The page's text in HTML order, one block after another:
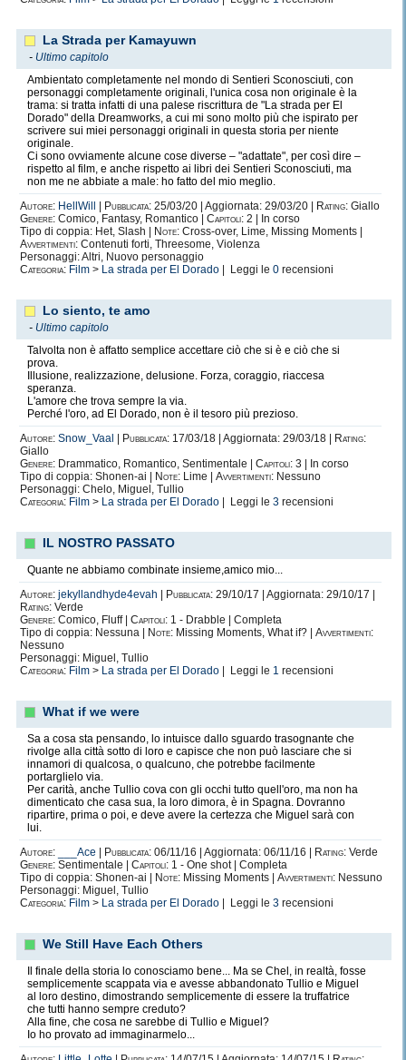
La Strada per Kamayuwn
- Ultimo capitolo
Ambientato completamente nel mondo di Sentieri Sconosciuti, con
personaggi completamente originali, l'unica cosa non originale è la
trama: si tratta infatti di una palese riscrittura de "La strada per El
Dorado" della Dreamworks, a cui mi sono molto più che ispirato per
scrivere sui miei personaggi originali in questa storia per niente
originale.
Ci sono ovviamente alcune cose diverse – "adattate", per così dire –
rispetto al film, e anche rispetto ai libri dei Sentieri Sconosciuti, ma
non me ne abbiate a male: ho fatto del mio meglio.
Autore: HellWill Pubblicata: 25/03/20 | Aggiornata: 29/03/20 | Rating: Giallo
Genere: Comico, Fantasy, Romantico | Capitoli: 2 | In corso
Tipo di coppia: Het, Slash |
Note: Cross-over, Lime, Missing Moments |
Avvertimenti: Contenuti forti, Threesome, Violenza
Personaggi: Altri, Nuovo personaggio
Categoria: Film > La strada per El Dorado | Leggi le 0 recensioni
Lo siento, te amo
- Ultimo capitolo
Talvolta non è affatto semplice accettare ciò che si è e ciò che si
prova.
Illusione, realizzazione, delusione. Forza, coraggio, riaccesa
speranza.
L'amore che trova sempre la via.
Perché l'oro, ad El Dorado, non è il tesoro più prezioso.
Autore: Snow_Vaal Pubblicata: 17/03/18 | Aggiornata: 29/03/18 |
Rating:
Giallo
Genere: Drammatico, Romantico, Sentimentale | Capitoli: 3 | In corso
Tipo di coppia: Shonen-ai |
Note: Lime | Avvertimenti: Nessuno
Personaggi: Chelo, Miguel, Tullio
Categoria: Film > La strada per El Dorado | Leggi le 3 recensioni
IL NOSTRO PASSATO
Quante ne abbiamo combinate insieme,amico mio...
Autore: jekyllandhyde4evah Pubblicata: 29/10/17 | Aggiornata: 29/10/17 |
Rating: Verde
Genere: Comico, Fluff | Capitoli: 1 - Drabble | Completa
Tipo di coppia: Nessuna |
Note: Missing Moments, What if? | Avvertimenti:
Nessuno
Personaggi: Miguel, Tullio
Categoria: Film > La strada per El Dorado | Leggi le 1 recensioni
What if we were
Sa a cosa sta pensando, lo intuisce dallo sguardo trasognante che
rivolge alla città sotto di loro e capisce che non può lasciare che si
innamori di qualcosa, o qualcuno, che potrebbe facilmente
portarglielo via.
Per carità, anche Tullio cova con gli occhi tutto quell'oro, ma non ha
dimenticato che casa sua, la loro dimora, è in Spagna. Dovranno
ripartire, prima o poi, e deve avere la certezza che Miguel sarà con
lui.
Autore:
___Ace Pubblicata: 06/11/16 | Aggiornata: 06/11/16 | Rating: Verde
Genere: Sentimentale | Capitoli: 1 - One shot | Completa
Tipo di coppia: Shonen-ai |
Note: Missing Moments | Avvertimenti: Nessuno
Personaggi: Miguel, Tullio
Categoria: Film > La strada per El Dorado | Leggi le 3 recensioni
We Still Have Each Others
Il finale della storia lo conosciamo bene... Ma se Chel, in realtà, fosse
semplicemente scappata via e avesse abbandonato Tullio e Miguel
al loro destino, dimostrando semplicemente di essere la truffatrice
che tutti hanno sempre creduto?
Alla fine, che cosa ne sarebbe di Tullio e Miguel?
Io ho provato ad immaginarmelo...